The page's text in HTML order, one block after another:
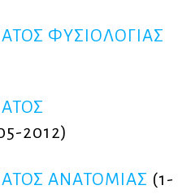
ΦΥΣΙΟΛΟΓΙΑΣ
2012)
ΑΝΑΤΟΜΙΑΣ (1-